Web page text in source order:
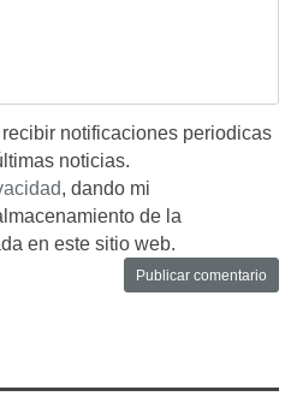
notificaciones periodicas
noticias.
, dando mi
de la
en este sitio web.